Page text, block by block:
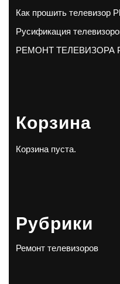
Как прошить телевизор
Русификация
РЕМОНТ ТЕЛЕВИЗОРА
Корзина
Корзина пуста.
Рубрики
Ремонт телевизоров